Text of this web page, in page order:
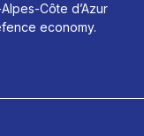
Côte d’Azur
economy.